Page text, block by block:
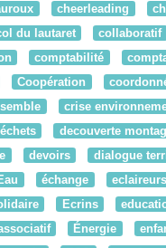
cheerleading
du lautaret
collaboratif
comptabilité
Coopération
crise
decouverte
devoirs
dialogue
échange
eclaireurs
Ecrins
Énergie